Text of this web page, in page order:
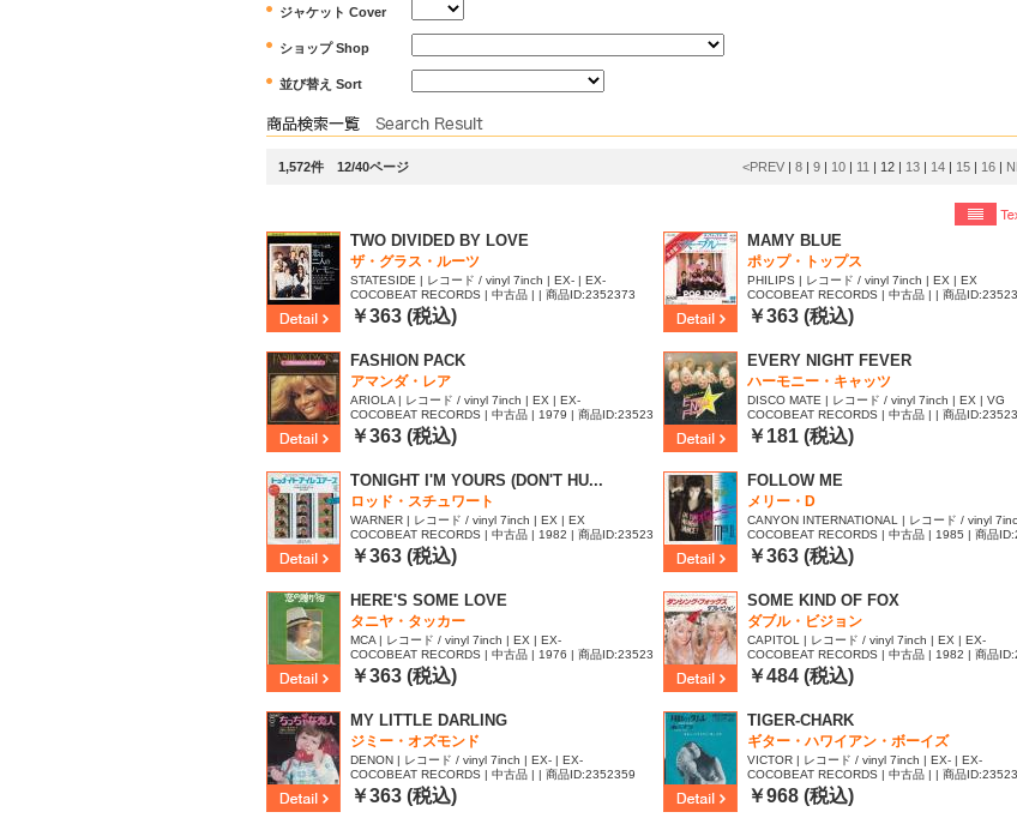
ジャケット Cover
ショップ Shop
並び替え Sort
1,572件 12/40ページ <PREV | 8 | 9 | 10 | 11 | 12 | 13 | 14 | 15 | 16 |
TWO DIVIDED BY LOVE
ザ・グラス・ルーツ
STATESIDE | レコード / vinyl 7inch | EX- | EX-
COCOBEAT RECORDS | 中古品 | | 商品ID:2352373
￥363 (税込)
MAMY BLUE
ポップ・トップス
PHILIPS | レコード / vinyl 7inch | EX | EX
COCOBEAT RECORDS | 中古品 | | 商品
￥363 (税込)
FASHION PACK
アマンダ・レア
ARIOLA | レコード / vinyl 7inch | EX | EX-
COCOBEAT RECORDS | 中古品 | 1979 | 商品ID:23523
67
￥363 (税込)
EVERY NIGHT FEVER
ハーモニー・キャッツ
DISCO MATE | レコード / vinyl 7inch | EX | VG
COCOBEAT RECORDS | 中古品 | | 商品
￥181 (税込)
TONIGHT I'M YOURS (DON'T HU...
ロッド・スチュワート
WARNER | レコード / vinyl 7inch | EX | EX
COCOBEAT RECORDS | 中古品 | 1982 | 商品ID:23523
65
￥363 (税込)
FOLLOW ME
メリー・D
CANYON INTERNATIONAL | レコード / vinyl
| EX
COCOBEAT RECORDS | 中古品 | 1985 | 商品
64
￥363 (税込)
HERE'S SOME LOVE
タニヤ・タッカー
MCA | レコード / vinyl 7inch | EX | EX-
COCOBEAT RECORDS | 中古品 | 1976 | 商品ID:23523
62
￥363 (税込)
SOME KIND OF FOX
ダブル・ビジョン
CAPITOL | レコード / vinyl 7inch | EX | EX-
COCOBEAT RECORDS | 中古品 | 1982 | 商品
60
￥484 (税込)
MY LITTLE DARLING
ジミー・オズモンド
DENON | レコード / vinyl 7inch | EX- | EX-
COCOBEAT RECORDS | 中古品 | | 商品ID:2352359
￥363 (税込)
TIGER-CHARK
ギター・ハワイアン・ボーイズ
VICTOR | レコード / vinyl 7inch | EX- | EX-
COCOBEAT RECORDS | 中古品 | | 商品
￥968 (税込)